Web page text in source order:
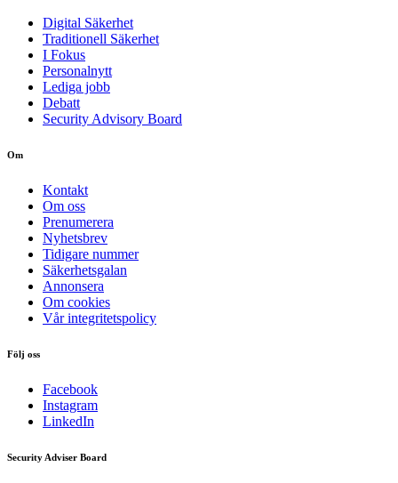
Digital Säkerhet
Traditionell Säkerhet
I Fokus
Personalnytt
Lediga jobb
Debatt
Security Advisory Board
Om
Kontakt
Om oss
Prenumerera
Nyhetsbrev
Tidigare nummer
Säkerhetsgalan
Annonsera
Om cookies
Vår integritetspolicy
Följ oss
Facebook
Instagram
LinkedIn
Security Adviser Board